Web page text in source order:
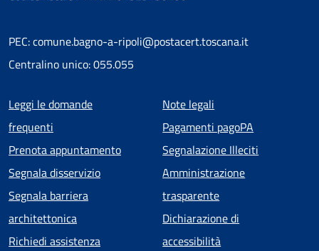
PEC: comune.bagno-a-ripoli@postacert.toscana.it
Centralino unico: 055.055
Menu piè di pagina
Leggi le domande
frequenti
Prenota appuntamento
Segnala disservizio
Segnala barriera
architettonica
Richiedi assistenza
Note legali
Pagamenti pagoPA
Segnalazione Illeciti
Amministrazione
trasparente
Dichiarazione di
accessibilità